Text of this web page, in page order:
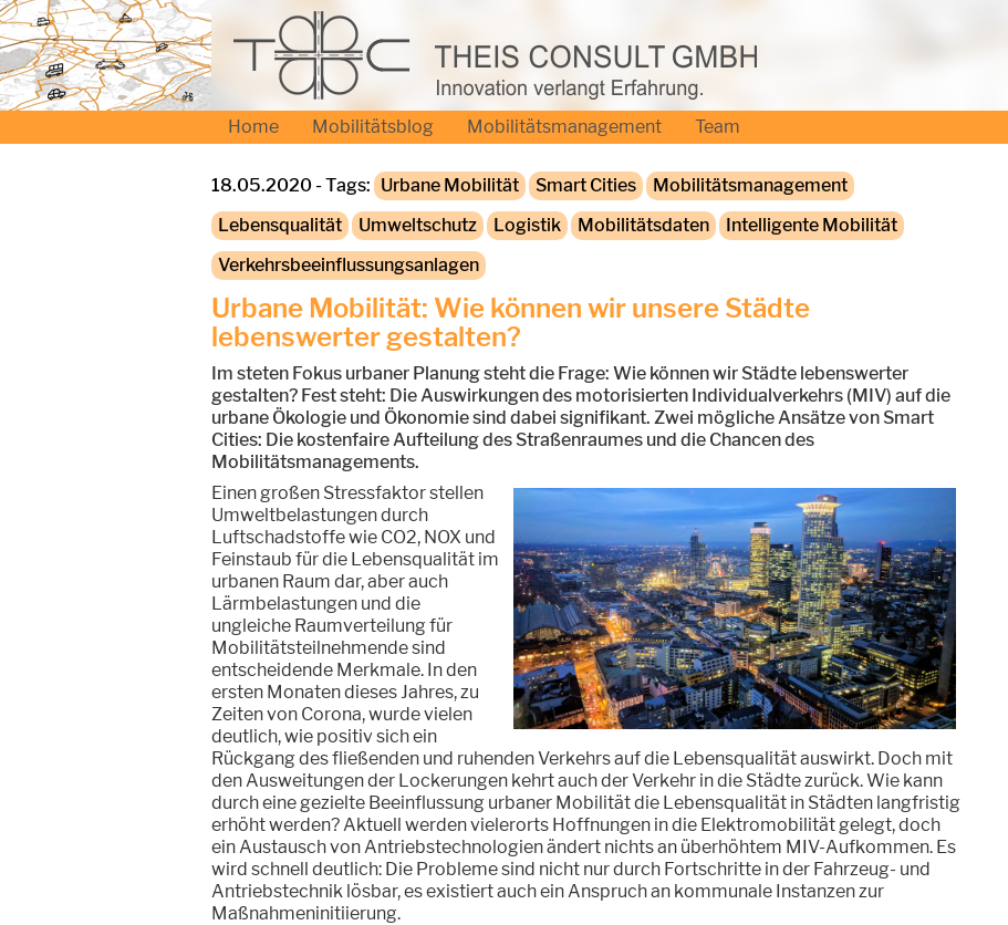
Home Mobilitätsblog Mobilitätsmanagement Team
18.05.2020 - Tags: Urbane Mobilität Smart Cities
Mobilitätsmanagement
Lebensqualität
Umweltschutz Logistik Mobilitätsdaten
Intelligente Mobilität
Verkehrsbeeinflussungsanlagen
Urbane Mobilität: Wie können wir unsere Städte
lebenswerter gestalten?
Im steten Fokus urbaner Planung steht die Frage: Wie können wir Städte lebenswerter
gestalten? Fest steht: Die Auswirkungen des motorisierten Individualverkehrs (MIV) auf die
urbane Ökologie und Ökonomie sind dabei signifikant. Zwei mögliche Ansätze von Smart
Cities: Die kostenfaire Aufteilung des Straßenraumes und die Chancen des
Mobilitätsmanagements.
Einen großen Stressfaktor stellen
Umweltbelastungen durch
Luftschadstoffe wie CO2, NOX und
Feinstaub für die Lebensqualität im
urbanen Raum dar, aber auch
Lärmbelastungen und die
ungleiche Raumverteilung für
Mobilitätsteilnehmende sind
entscheidende Merkmale. In den
ersten Monaten dieses Jahres, zu
Zeiten von Corona, wurde vielen
deutlich, wie positiv sich ein
Rückgang des fließenden und ruhenden Verkehrs auf die Lebensqualität auswirkt. Doch mit
den Ausweitungen der Lockerungen kehrt auch der Verkehr in die Städte zurück. Wie kann
durch eine gezielte Beeinflussung urbaner Mobilität die Lebensqualität in Städten langfristig
erhöht werden? Aktuell werden vielerorts Hoffnungen in die Elektromobilität gelegt, doch
ein Austausch von Antriebstechnologien ändert nichts an überhöhtem MIV-Aufkommen. Es
wird schnell deutlich: Die Probleme sind nicht nur durch Fortschritte in der Fahrzeug- und
Antriebstechnik lösbar, es existiert auch ein Anspruch an kommunale Instanzen zur
Maßnahmeninitiierung.